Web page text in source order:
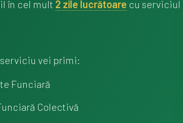
în cel mult 2 zile lucrătoare cu serviciul
vei primi:
Funciară
Colectivă